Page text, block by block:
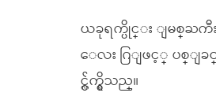
ယခုရက္ပိုင္း ျမစ္ႀကီးန
ေလး ဂြျဖင့္ ပစ္ျခ
င္လွ်က္ရွိသည္။